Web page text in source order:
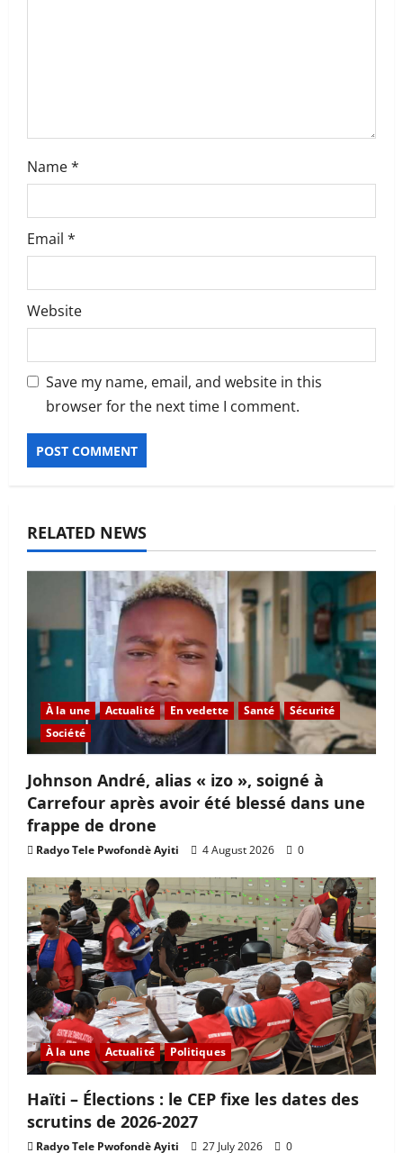
Name*
Email *
Website
Save my name, email, and website in this
browser for the next time I comment.
RELATED NEWS
À la une Actualité En vedette Santé
Sécurité
Société
Johnson André, alias « izo », soigné à
Carrefour après avoir été blessé dans une
frappe de drone
Radyo Tele Pwofondè Ayiti 4 August 2026 0
À la une Actualité Politiques
Haïti – Élections : le CEP fixe les dates des
scrutins de 2026-2027
Radyo Tele Pwofondè Ayiti 27 July 2026 0